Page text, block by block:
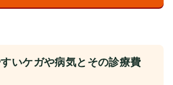
いケガや病気とその診療費